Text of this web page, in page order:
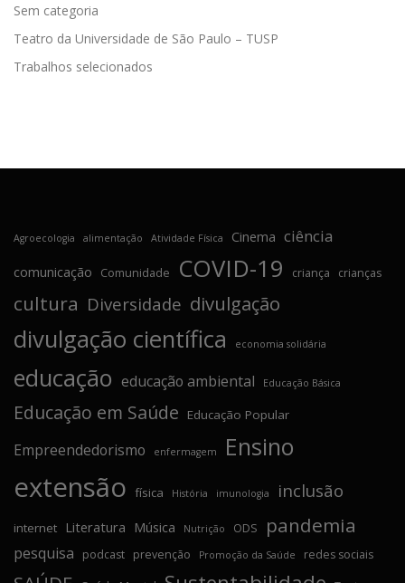
Sem categoria
Teatro da Universidade de São Paulo – TUSP
Trabalhos selecionados
Agroecologia alimentação Atividade Física Cinema ciência
comunicação Comunidade COVID-19 criança crianças
cultura Diversidade divulgação
divulgação científica economia solidária
educação educação ambiental Educação Básica
Educação em Saúde Educação Popular
Empreendedorismo enfermagem Ensino
extensão física História imunologia inclusão
internet Literatura Música Nutrição ODS pandemia
pesquisa podcast prevenção Promoção da Saúde redes sociais